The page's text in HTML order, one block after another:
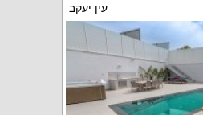
עין יעקב